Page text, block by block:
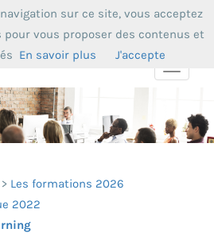
Toggle
Les formations 2026
2022
sur ce site, vous acceptez
vous proposer des contenus et
En savoir plus J'accepte